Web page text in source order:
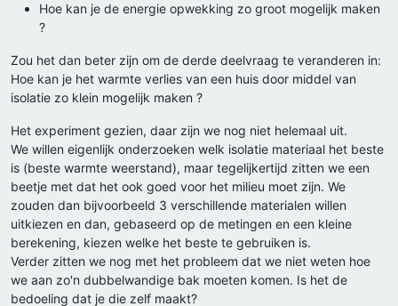
Hoe kan je de energie opwekking zo groot mogelijk maken
?
Zou het dan beter zijn om de derde deelvraag te veranderen in:
Hoe kan je het warmte verlies van een huis door middel van
isolatie zo klein mogelijk maken ?
Het experiment gezien, daar zijn we nog niet helemaal uit.
We willen eigenlijk onderzoeken welk isolatie materiaal het beste
is (beste warmte weerstand), maar tegelijkertijd zitten we een
beetje met dat het ook goed voor het milieu moet zijn. We
zouden dan bijvoorbeeld 3 verschillende materialen willen
uitkiezen en dan, gebaseerd op de metingen en een kleine
berekening, kiezen welke het beste te gebruiken is.
Verder zitten we nog met het probleem dat we niet weten hoe
we aan zo'n dubbelwandige bak moeten komen. Is het de
bedoeling dat je die zelf maakt?